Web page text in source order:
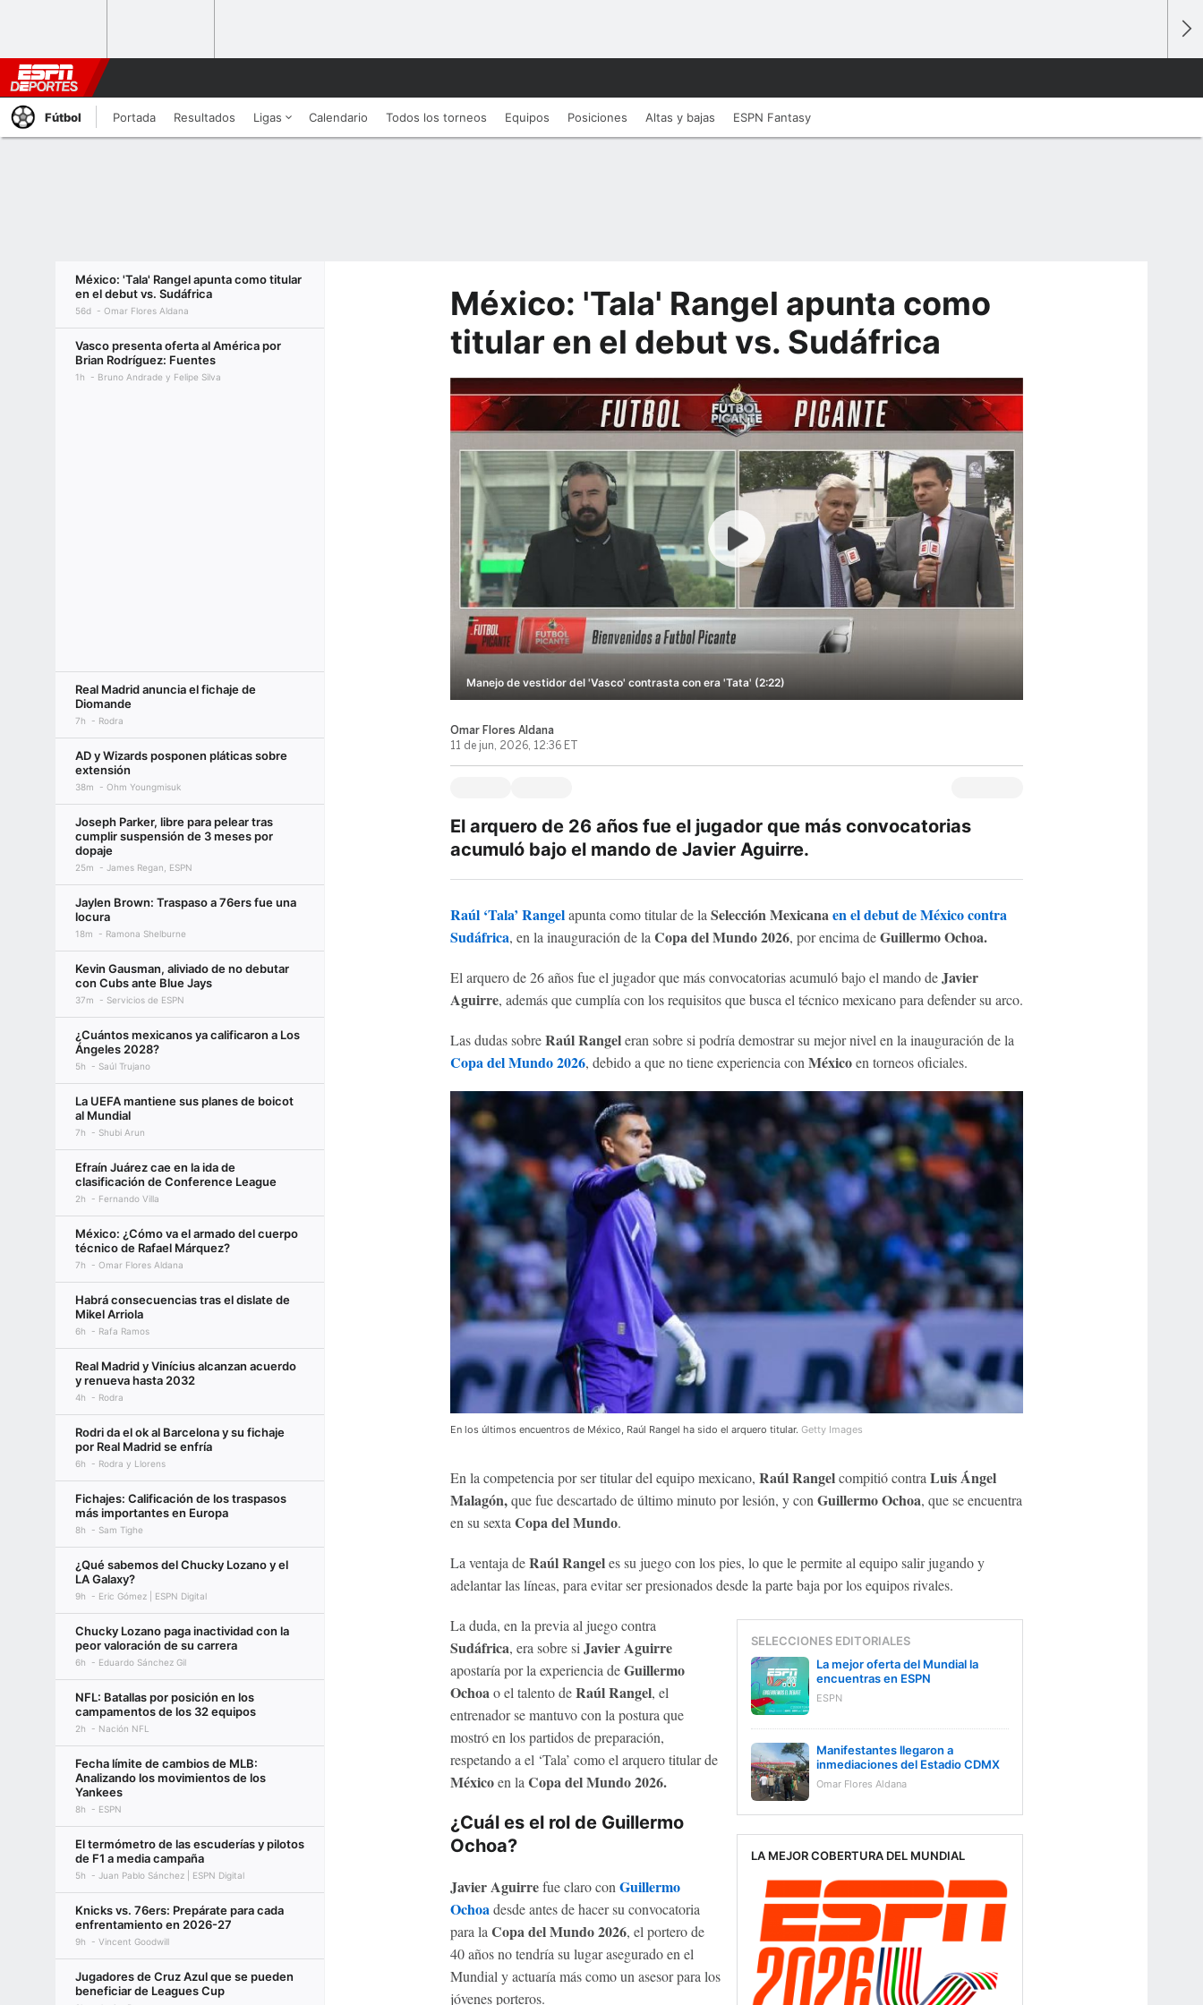
Fútbol Portada Resultados Ligas Calendario Todos los torneos Equipos Posiciones Altas y bajas ESPN Fantasy
México: 'Tala' Rangel apunta como titular
en el debut vs. Sudáfrica
56d Omar Flores Aldana
Vasco presenta oferta al América por
Brian Rodríguez: Fuentes
1h Bruno Andrade y Felipe Silva
Real Madrid anuncia el fichaje de
Diomande
7h Rodra
AD y Wizards posponen pláticas sobre
extensión
38m Ohm Youngmisuk
Joseph Parker, libre para pelear tras
cumplir suspensión de 3 meses por
dopaje
25m James Regan, ESPN
Jaylen Brown: Traspaso a 76ers fue una
locura
18m Ramona Shelburne
Kevin Gausman, aliviado de no debutar
con Cubs ante Blue Jays
37m Servicios de ESPN
¿Cuántos mexicanos ya calificaron a Los
Ángeles 2028?
5h Saúl Trujano
La UEFA mantiene sus planes de boicot
al Mundial
7h Shubi Arun
Efraín Juárez cae en la ida de
clasificación de Conference League
2h Fernando Villa
México: ¿Cómo va el armado del cuerpo
técnico de Rafael Márquez?
7h Omar Flores Aldana
Habrá consecuencias tras el dislate de
Mikel Arriola
6h Rafa Ramos
Real Madrid y Vinícius alcanzan acuerdo
y renueva hasta 2032
4h Rodra
Rodri da el ok al Barcelona y su fichaje
por Real Madrid se enfría
6h Rodra y Llorens
Fichajes: Calificación de los traspasos
más importantes en Europa
8h Sam Tighe
¿Qué sabemos del Chucky Lozano y el
LA Galaxy?
9h Eric Gómez | ESPN Digital
Chucky Lozano paga inactividad con la
peor valoración de su carrera
6h Eduardo Sánchez Gil
NFL: Batallas por posición en los
campamentos de los 32 equipos
2h Nación NFL
Fecha límite de cambios de MLB:
Analizando los movimientos de los
Yankees
8h ESPN
El termómetro de las escuderías y pilotos
de F1 a media campaña
5h Juan Pablo Sánchez | ESPN Digital
Knicks vs. 76ers: Prepárate para cada
enfrentamiento en 2026-27
9h Vincent Goodwill
Jugadores de Cruz Azul que se pueden
beneficiar de Leagues Cup
México: 'Tala' Rangel apunta como
titular en el debut vs. Sudáfrica
Manejo de vestidor del 'Vasco' contrasta con era 'Tata' (2:22)
Omar Flores Aldana
11 de jun, 2026, 12:36 ET
El arquero de 26 años fue el jugador que más convocatorias
acumuló bajo el mando de Javier Aguirre.
Raúl ‘Tala’ Rangelapunta como titular de la Selección Mexicanaen el debut de México contra
Sudáfrica, en la inauguración de la Copa del Mundo 2026, por encima deGuillermo Ochoa.
El arquero de 26 años fue el jugador que más convocatorias acumuló bajo el mando deJavier
Aguirre, además que cumplía con los requisitos que busca el técnico mexicano para defender su arco.
Las dudas sobreRaúl Rangeleran sobre si podría demostrar su mejor nivel en la inauguración de la
Copa del Mundo 2026, debido a que no tiene experiencia con Méxicoen torneos oficiales.
En los últimos encuentros de México, Raúl Rangel ha sido el arquero titular. Getty Images
En la competencia por ser titular del equipo mexicano, Raúl Rangelcompitió contraLuis Ángel
Malagón,que fue descartado de último minuto por lesión, y conGuillermo Ochoa, que se encuentra
en su sextaCopa del Mundo.
La ventaja deRaúl Rangeles su juego con los pies, lo que le permite al equipo salir jugando y
adelantar las líneas, para evitar ser presionados desde la parte baja por los equipos rivales.
SELECCIONES EDITORIALES
La mejor oferta del Mundial la
encuentras en ESPN
ESPN
Manifestantes llegaron a
inmediaciones del Estadio CDMX
Omar Flores Aldana
La duda, en la previa al juego contra
Sudáfrica, era sobre siJavier Aguirre
apostaría por la experiencia deGuillermo
Ochoao el talento deRaúl Rangel, el
entrenador se mantuvo con la postura que
mostró en los partidos de preparación,
respetando a el ‘Tala’ como el arquero titular de
Méxicoen laCopa del Mundo 2026.
LA MEJOR COBERTURA DEL MUNDIAL
¿Cuál es el rol de Guillermo
Ochoa?
Javier Aguirrefue claro conGuillermo
Ochoadesde antes de hacer su convocatoria
para laCopa del Mundo 2026, el portero de
40 años no tendría su lugar asegurado en el
Mundial y actuaría más como un asesor para los
jóvenes porteros.